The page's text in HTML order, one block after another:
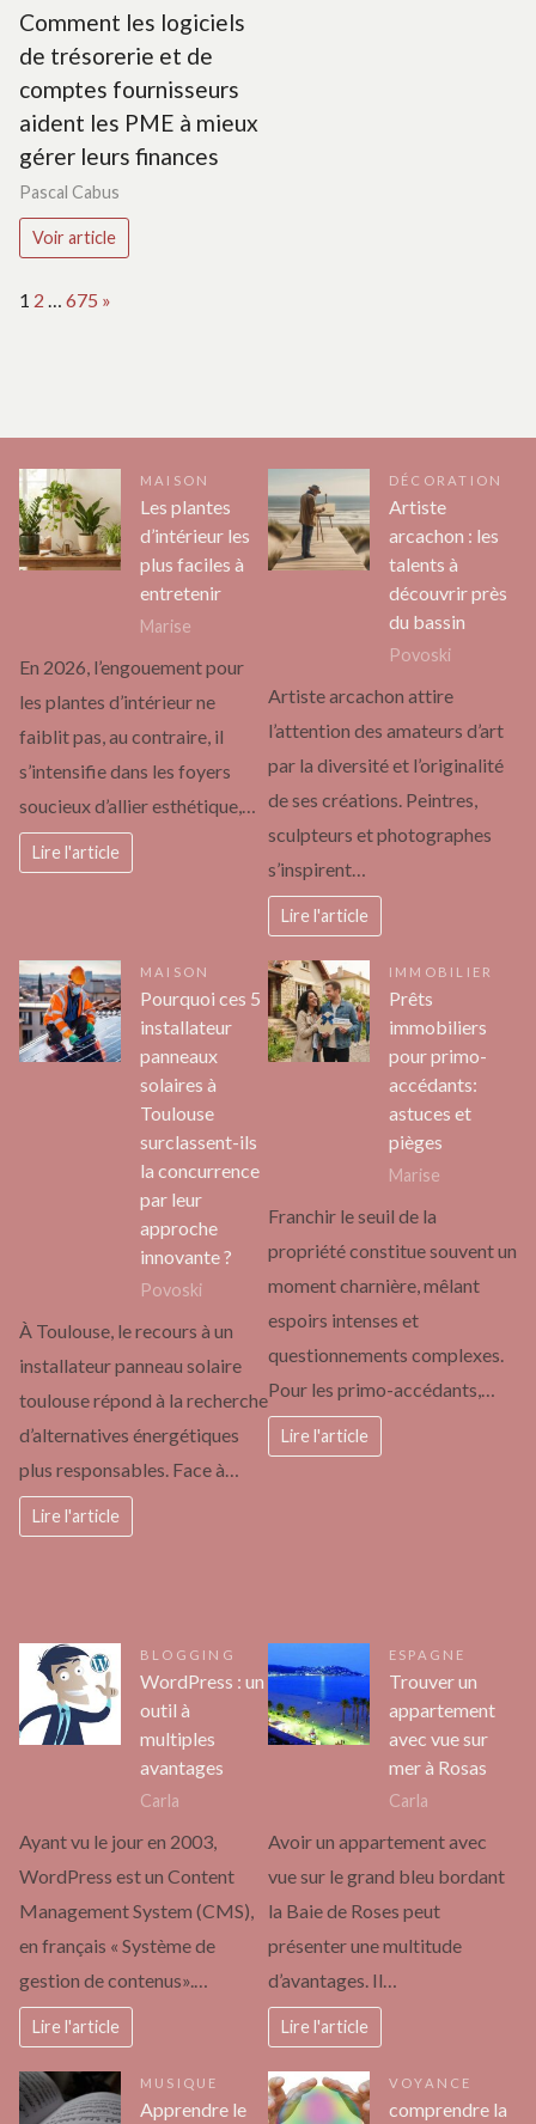
Comment les logiciels
de trésorerie et de
comptes fournisseurs
aident les PME à mieux
gérer leurs finances
Pascal Cabus
Voir article
Page:
1 2 … 675 Next
»
MAISON
Les plantes
d’intérieur les
plus faciles à
entretenir
Marise
En 2026, l’engouement pour
les plantes d’intérieur ne
faiblit pas, au contraire, il
s’intensifie dans les foyers
soucieux d’allier esthétique,…
Lire l'article
DÉCORATION
Artiste
arcachon : les
talents à
découvrir près
du bassin
Povoski
Artiste arcachon attire
l’attention des amateurs d’art
par la diversité et l’originalité
de ses créations. Peintres,
sculpteurs et photographes
s’inspirent…
Lire l'article
MAISON
Pourquoi ces 5
installateur
panneaux
solaires à
Toulouse
surclassent-ils
la concurrence
par leur
approche
innovante ?
Povoski
À Toulouse, le recours à un
installateur panneau solaire
toulouse répond à la recherche
d’alternatives énergétiques
plus responsables. Face à…
Lire l'article
IMMOBILIER
Prêts
immobiliers
pour primo-
accédants:
astuces et
pièges
Marise
Franchir le seuil de la
propriété constitue souvent un
moment charnière, mêlant
espoirs intenses et
questionnements complexes.
Pour les primo-accédants,…
Lire l'article
BLOGGING
WordPress : un
outil à
multiples
avantages
Carla
Ayant vu le jour en 2003,
WordPress est un Content
Management System (CMS),
en français « Système de
gestion de contenus».…
Lire l'article
ESPAGNE
Trouver un
appartement
avec vue sur
mer à Rosas
Carla
Avoir un appartement avec
vue sur le grand bleu bordant
la Baie de Roses peut
présenter une multitude
d’avantages. Il…
Lire l'article
MUSIQUE
Apprendre le
VOYANCE
comprendre la